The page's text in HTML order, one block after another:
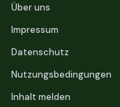
Über uns
Impressum
Datenschutz
Nutzungsbedingungen
Inhalt melden